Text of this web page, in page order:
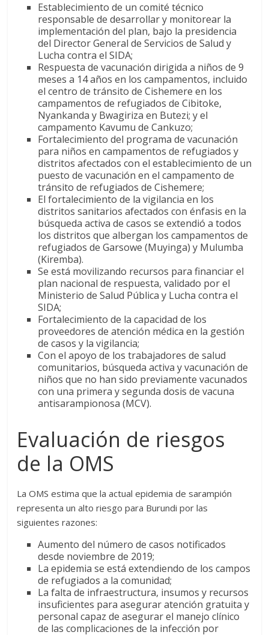
Establecimiento de un comité técnico
responsable de desarrollar y monitorear la
implementación del plan, bajo la presidencia
del Director General de Servicios de Salud y
Lucha contra el SIDA;
Respuesta de vacunación dirigida a niños de 9
meses a 14 años en los campamentos, incluido
el centro de tránsito de Cishemere en los
campamentos de refugiados de Cibitoke,
Nyankanda y Bwagiriza en Butezi; y el
campamento Kavumu de Cankuzo;
Fortalecimiento del programa de vacunación
para niños en campamentos de refugiados y
distritos afectados con el establecimiento de un
puesto de vacunación en el campamento de
tránsito de refugiados de Cishemere;
El fortalecimiento de la vigilancia en los
distritos sanitarios afectados con énfasis en la
búsqueda activa de casos se extendió a todos
los distritos que albergan los campamentos de
refugiados de Garsowe (Muyinga) y Mulumba
(Kiremba).
Se está movilizando recursos para financiar el
plan nacional de respuesta, validado por el
Ministerio de Salud Pública y Lucha contra el
SIDA;
Fortalecimiento de la capacidad de los
proveedores de atención médica en la gestión
de casos y la vigilancia;
Con el apoyo de los trabajadores de salud
comunitarios, búsqueda activa y vacunación de
niños que no han sido previamente vacunados
con una primera y segunda dosis de vacuna
antisarampionosa (MCV).
Evaluación de riesgos
de la OMS
La OMS estima que la actual epidemia de sarampión
representa un alto riesgo para Burundi por las
siguientes razones:
Aumento del número de casos notificados
desde noviembre de 2019;
La epidemia se está extendiendo de los campos
de refugiados a la comunidad;
La falta de infraestructura, insumos y recursos
insuficientes para asegurar atención gratuita y
personal capaz de asegurar el manejo clínico
de las complicaciones de la infección por